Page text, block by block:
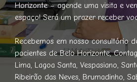
Horizonte – agende uma visita e
espaço! Será um prazer receber
Recebemos em nosso consultório
pacientes de Belo Horizonte,
Lima, Lagoa Santa, Vespasiano,
Ribeirão das Neves, Brumadinho,